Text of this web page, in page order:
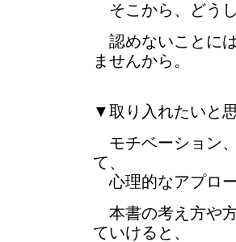
そこから、どう
認めないことに
ませんから。
▼取り入れたいと
モチベーション
て、
心理的なアプロ
本書の考え方や
ていけると、